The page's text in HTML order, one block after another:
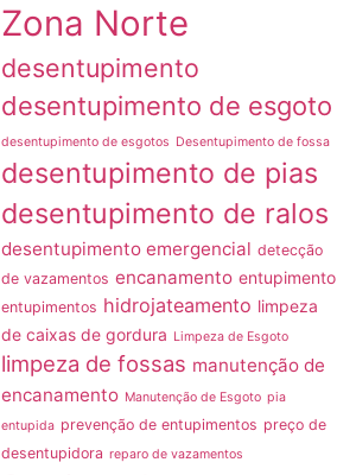
Zona Norte
desentupimento
desentupimento de esgoto
desentupimento de esgotos Desentupimento de fossa
desentupimento de pias
desentupimento de ralos
desentupimento emergencial detecção
de vazamentos encanamento entupimento
entupimentos hidrojateamento limpeza
de caixas de gordura Limpeza de Esgoto
limpeza de fossas manutenção de
encanamento Manutenção de Esgoto pia
entupida prevenção de entupimentos preço de
desentupidora reparo de vazamentos